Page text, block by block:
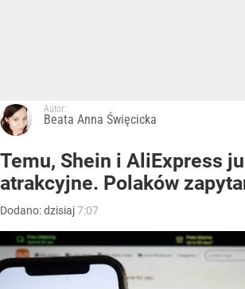
Autor:
Beata Anna Święcicka
Temu, Shein i AliExpress
atrakcyjne. Polaków
Dodano:dzisiaj7:07